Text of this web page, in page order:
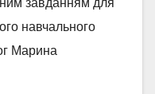
завданням для
навчального
Марина